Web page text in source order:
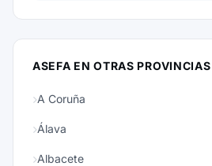
ASEFA EN OTRAS PROVINCIAS
A Coruña
Álava
Albacete